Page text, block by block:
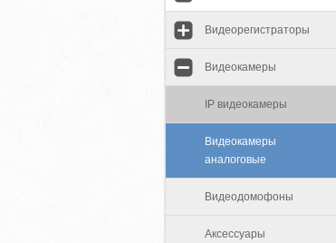
Видеорегистраторы
Видеокамеры
IP видеокамеры
Видеокамеры
аналоговые
Видеодомофоны
Аксессуары